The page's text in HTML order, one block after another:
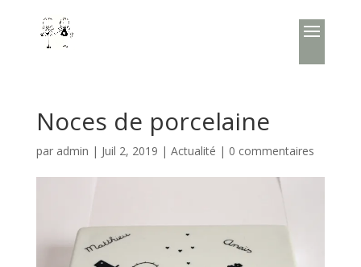
Noces de porcelaine
par admin | Juil 2, 2019 | Actualité | 0 commentaires